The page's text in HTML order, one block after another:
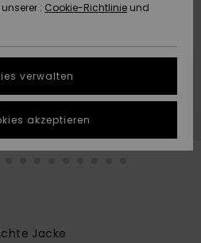
Sie eine
die
auf Ihre
Sie Jacke
: Cookie-Richtlinie und
verwalten
akzeptieren